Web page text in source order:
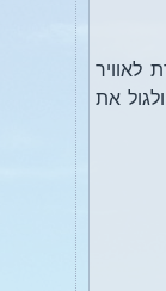
לאוויר
את